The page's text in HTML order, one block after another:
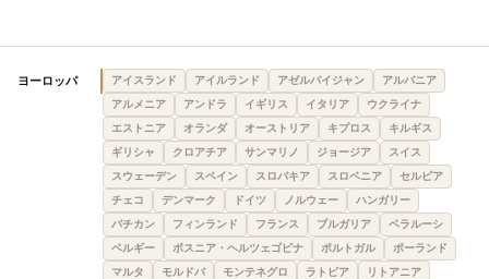
ヨーロッパ アイスランド アイルランド アゼルバイジャン
アルバニア
アルメニア
アンドラ イギリス イタリア
ウクライナ
エストニア
オランダ オーストリア キプロス
キルギス
ギリシャ
クロアチア サンマリノ ジョージア
スイス
スウェーデン
スペイン スロバキア スロベニア
セルビア
チェコ
デンマーク ドイツ ノルウェー
ハンガリー
バチカン
フィンランド フランス ブルガリア
ベラルーシ
ベルギー
ボスニア・ヘルツェゴビナ ポルトガル
ポーランド
マルタ
モルドバ モンテネグロ ラトビア
リトアニア